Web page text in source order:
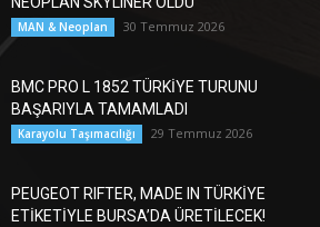
MAN & Neoplan 30 Temmuz 2026
BMC PRO L 1852 TÜRKİYE TURUNU
BAŞARIYLA TAMAMLADI
Karayolu Taşımacılığı 29 Temmuz 2026
PEUGEOT RIFTER, MADE IN TÜRKİYE
ETİKETİYLE BURSA’DA ÜRETİLECEK!